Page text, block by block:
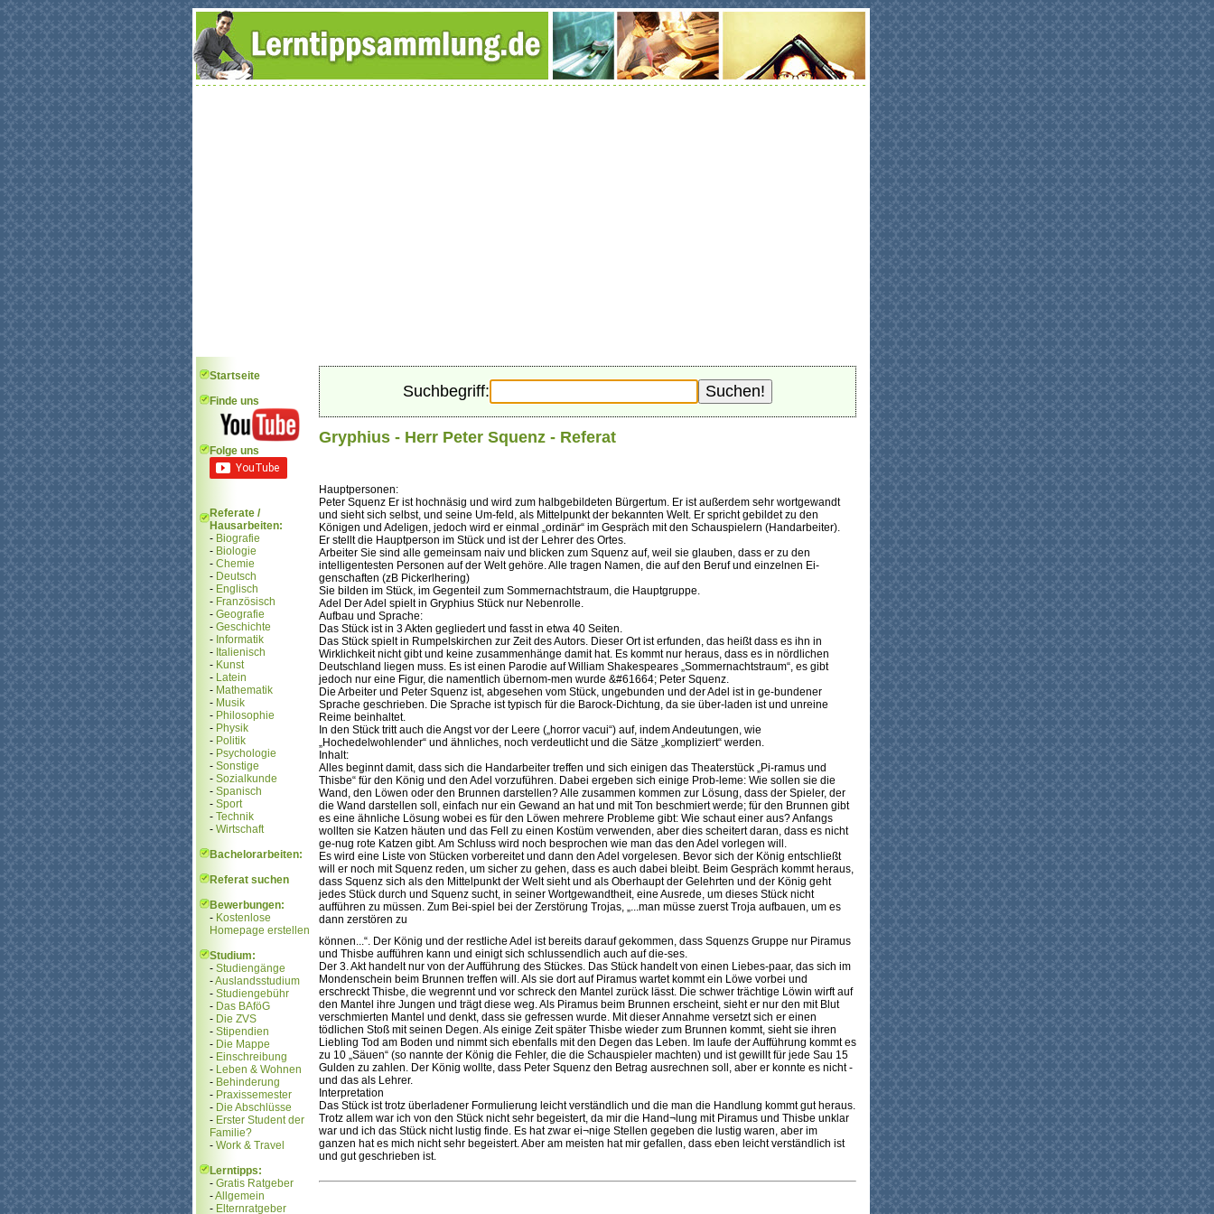
Startseite
Finde uns
Folge uns
Referate /
Hausarbeiten:
- Biografie
- Biologie
- Chemie
- Deutsch
- Englisch
- Französisch
- Geografie
- Geschichte
- Informatik
- Italienisch
- Kunst
- Latein
- Mathematik
- Musik
- Philosophie
- Physik
- Politik
- Psychologie
- Sonstige
- Sozialkunde
- Spanisch
- Sport
- Technik
- Wirtschaft
Bachelorarbeiten:
Referat suchen
Bewerbungen:
- Kostenlose
Homepage erstellen
Studium:
- Studiengänge
-Auslandsstudium
- Studiengebühr
- Das BAföG
- Die ZVS
- Stipendien
- Die Mappe
- Einschreibung
- Leben & Wohnen
- Behinderung
- Praxissemester
- Die Abschlüsse
- Erster Student der
Familie?
- Work & Travel
Lerntipps:
- Gratis Ratgeber
-Allgemein
- Elternratgeber
Suchbegriff:
Gryphius - Herr Peter Squenz - Referat
Hauptpersonen:
Peter Squenz Er ist hochnäsig und wird zum halbgebildeten Bürgertum. Er ist außerdem sehr wortgewandt
und sieht sich selbst, und seine Um-feld, als Mittelpunkt der bekannten Welt. Er spricht gebildet zu den
Königen und Adeligen, jedoch wird er einmal „ordinär“ im Gespräch mit den Schauspielern (Handarbeiter).
Er stellt die Hauptperson im Stück und ist der Lehrer des Ortes.
Arbeiter Sie sind alle gemeinsam naiv und blicken zum Squenz auf, weil sie glauben, dass er zu den
intelligentesten Personen auf der Welt gehöre. Alle tragen Namen, die auf den Beruf und einzelnen Ei-
genschaften (zB Pickerlhering)
Sie bilden im Stück, im Gegenteil zum Sommernachtstraum, die Hauptgruppe.
Adel Der Adel spielt in Gryphius Stück nur Nebenrolle.
Aufbau und Sprache:
Das Stück ist in 3 Akten gegliedert und fasst in etwa 40 Seiten.
Das Stück spielt in Rumpelskirchen zur Zeit des Autors. Dieser Ort ist erfunden, das heißt dass es ihn in
Wirklichkeit nicht gibt und keine zusammenhänge damit hat. Es kommt nur heraus, dass es in nördlichen
Deutschland liegen muss. Es ist einen Parodie auf William Shakespeares „Sommernachtstraum“, es gibt
jedoch nur eine Figur, die namentlich übernom-men wurde &#61664; Peter Squenz.
Die Arbeiter und Peter Squenz ist, abgesehen vom Stück, ungebunden und der Adel ist in ge-bundener
Sprache geschrieben. Die Sprache ist typisch für die Barock-Dichtung, da sie über-laden ist und unreine
Reime beinhaltet.
In den Stück tritt auch die Angst vor der Leere („horror vacui“) auf, indem Andeutungen, wie
„Hochedelwohlender“ und ähnliches, noch verdeutlicht und die Sätze „kompliziert“ werden.
Inhalt:
Alles beginnt damit, dass sich die Handarbeiter treffen und sich einigen das Theaterstück „Pi-ramus und
Thisbe“ für den König und den Adel vorzuführen. Dabei ergeben sich einige Prob-leme: Wie sollen sie die
Wand, den Löwen oder den Brunnen darstellen? Alle zusammen kommen zur Lösung, dass der Spieler, der
die Wand darstellen soll, einfach nur ein Gewand an hat und mit Ton beschmiert werde; für den Brunnen gibt
es eine ähnliche Lösung wobei es für den Löwen mehrere Probleme gibt: Wie schaut einer aus? Anfangs
wollten sie Katzen häuten und das Fell zu einen Kostüm verwenden, aber dies scheitert daran, dass es nicht
ge-nug rote Katzen gibt. Am Schluss wird noch besprochen wie man das den Adel vorlegen will.
Es wird eine Liste von Stücken vorbereitet und dann den Adel vorgelesen. Bevor sich der König entschließt
will er noch mit Squenz reden, um sicher zu gehen, dass es auch dabei bleibt. Beim Gespräch kommt heraus,
dass Squenz sich als den Mittelpunkt der Welt sieht und als Oberhaupt der Gelehrten und der König geht
jedes Stück durch und Squenz sucht, in seiner Wortgewandtheit, eine Ausrede, um dieses Stück nicht
aufführen zu müssen. Zum Bei-spiel bei der Zerstörung Trojas, „...man müsse zuerst Troja aufbauen, um es
dann zerstören zu
können...“. Der König und der restliche Adel ist bereits darauf gekommen, dass Squenzs Gruppe nur Piramus
und Thisbe aufführen kann und einigt sich schlussendlich auch auf die-ses.
Der 3. Akt handelt nur von der Aufführung des Stückes. Das Stück handelt von einen Liebes-paar, das sich im
Mondenschein beim Brunnen treffen will. Als sie dort auf Piramus wartet kommt ein Löwe vorbei und
erschreckt Thisbe, die wegrennt und vor schreck den Mantel zurück lässt. Die schwer trächtige Löwin wirft auf
den Mantel ihre Jungen und trägt diese weg. Als Piramus beim Brunnen erscheint, sieht er nur den mit Blut
verschmierten Mantel und denkt, dass sie gefressen wurde. Mit dieser Annahme versetzt sich er einen
tödlichen Stoß mit seinen Degen. Als einige Zeit später Thisbe wieder zum Brunnen kommt, sieht sie ihren
Liebling Tod am Boden und nimmt sich ebenfalls mit den Degen das Leben. Im laufe der Aufführung kommt es
zu 10 „Säuen“ (so nannte der König die Fehler, die die Schauspieler machten) und ist gewillt für jede Sau 15
Gulden zu zahlen. Der König wollte, dass Peter Squenz den Betrag ausrechnen soll, aber er konnte es nicht -
und das als Lehrer.
Interpretation
Das Stück ist trotz überladener Formulierung leicht verständlich und die man die Handlung kommt gut heraus.
Trotz allem war ich von den Stück nicht sehr begeistert, da mir die Hand¬lung mit Piramus und Thisbe unklar
war und ich das Stück nicht lustig finde. Es hat zwar ei¬nige Stellen gegeben die lustig waren, aber im
ganzen hat es mich nicht sehr begeistert. Aber am meisten hat mir gefallen, dass eben leicht verständlich ist
und gut geschrieben ist.